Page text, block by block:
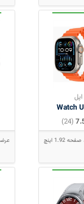
اپل
Watch
(24)
صفحه 1.92 اینچ عرضه